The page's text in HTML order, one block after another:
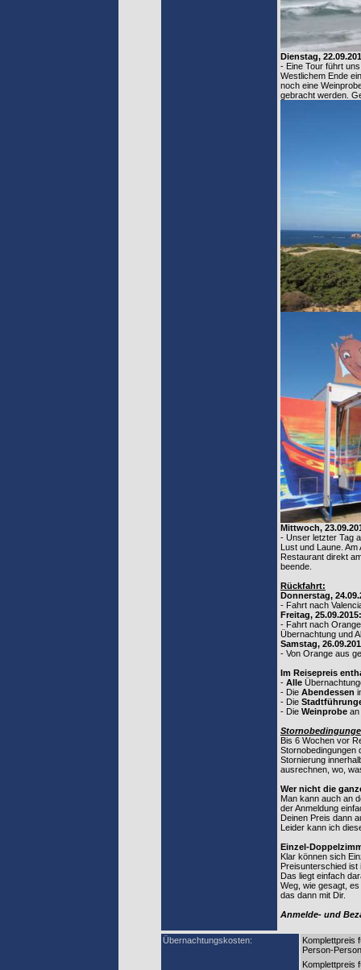
Dienstag,
- Eine Tour führt
Westlichem Ende
noch eine
gebracht werden.
Mittwoch,
- Unser letzter Tag
Lust und Laune.
Restaurant direkt
beende.
Rückfahrt:
Donnerstag,
- Fahrt nach
Freitag, 25.09.2015:
- Fahrt nach
Übernachtung und
Samstag,
- Von Orange aus
Im Reisepreis
- Alle
- Die Abendessen
- Die
- Die Weinprobe an
Bis 6 Wochen vor
Stornobedingungen
Stornierung
ausrechnen, wo,
Wer nicht die
Man kann auch an
der Anmeldung
Deinen Preis dann
Leider kann ich
Einzel-
Klar können sich
Preisunterschied ist
Das liegt einfach
Weg, wie gesagt,
das dann mit Dir.
Anmelde- und
Übernachtungskosten:
Komplettpreis
Person-
Komplettpreis